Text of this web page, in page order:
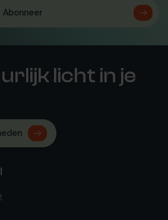
Abonneer
licht in je